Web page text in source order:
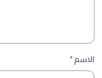
الاسم *